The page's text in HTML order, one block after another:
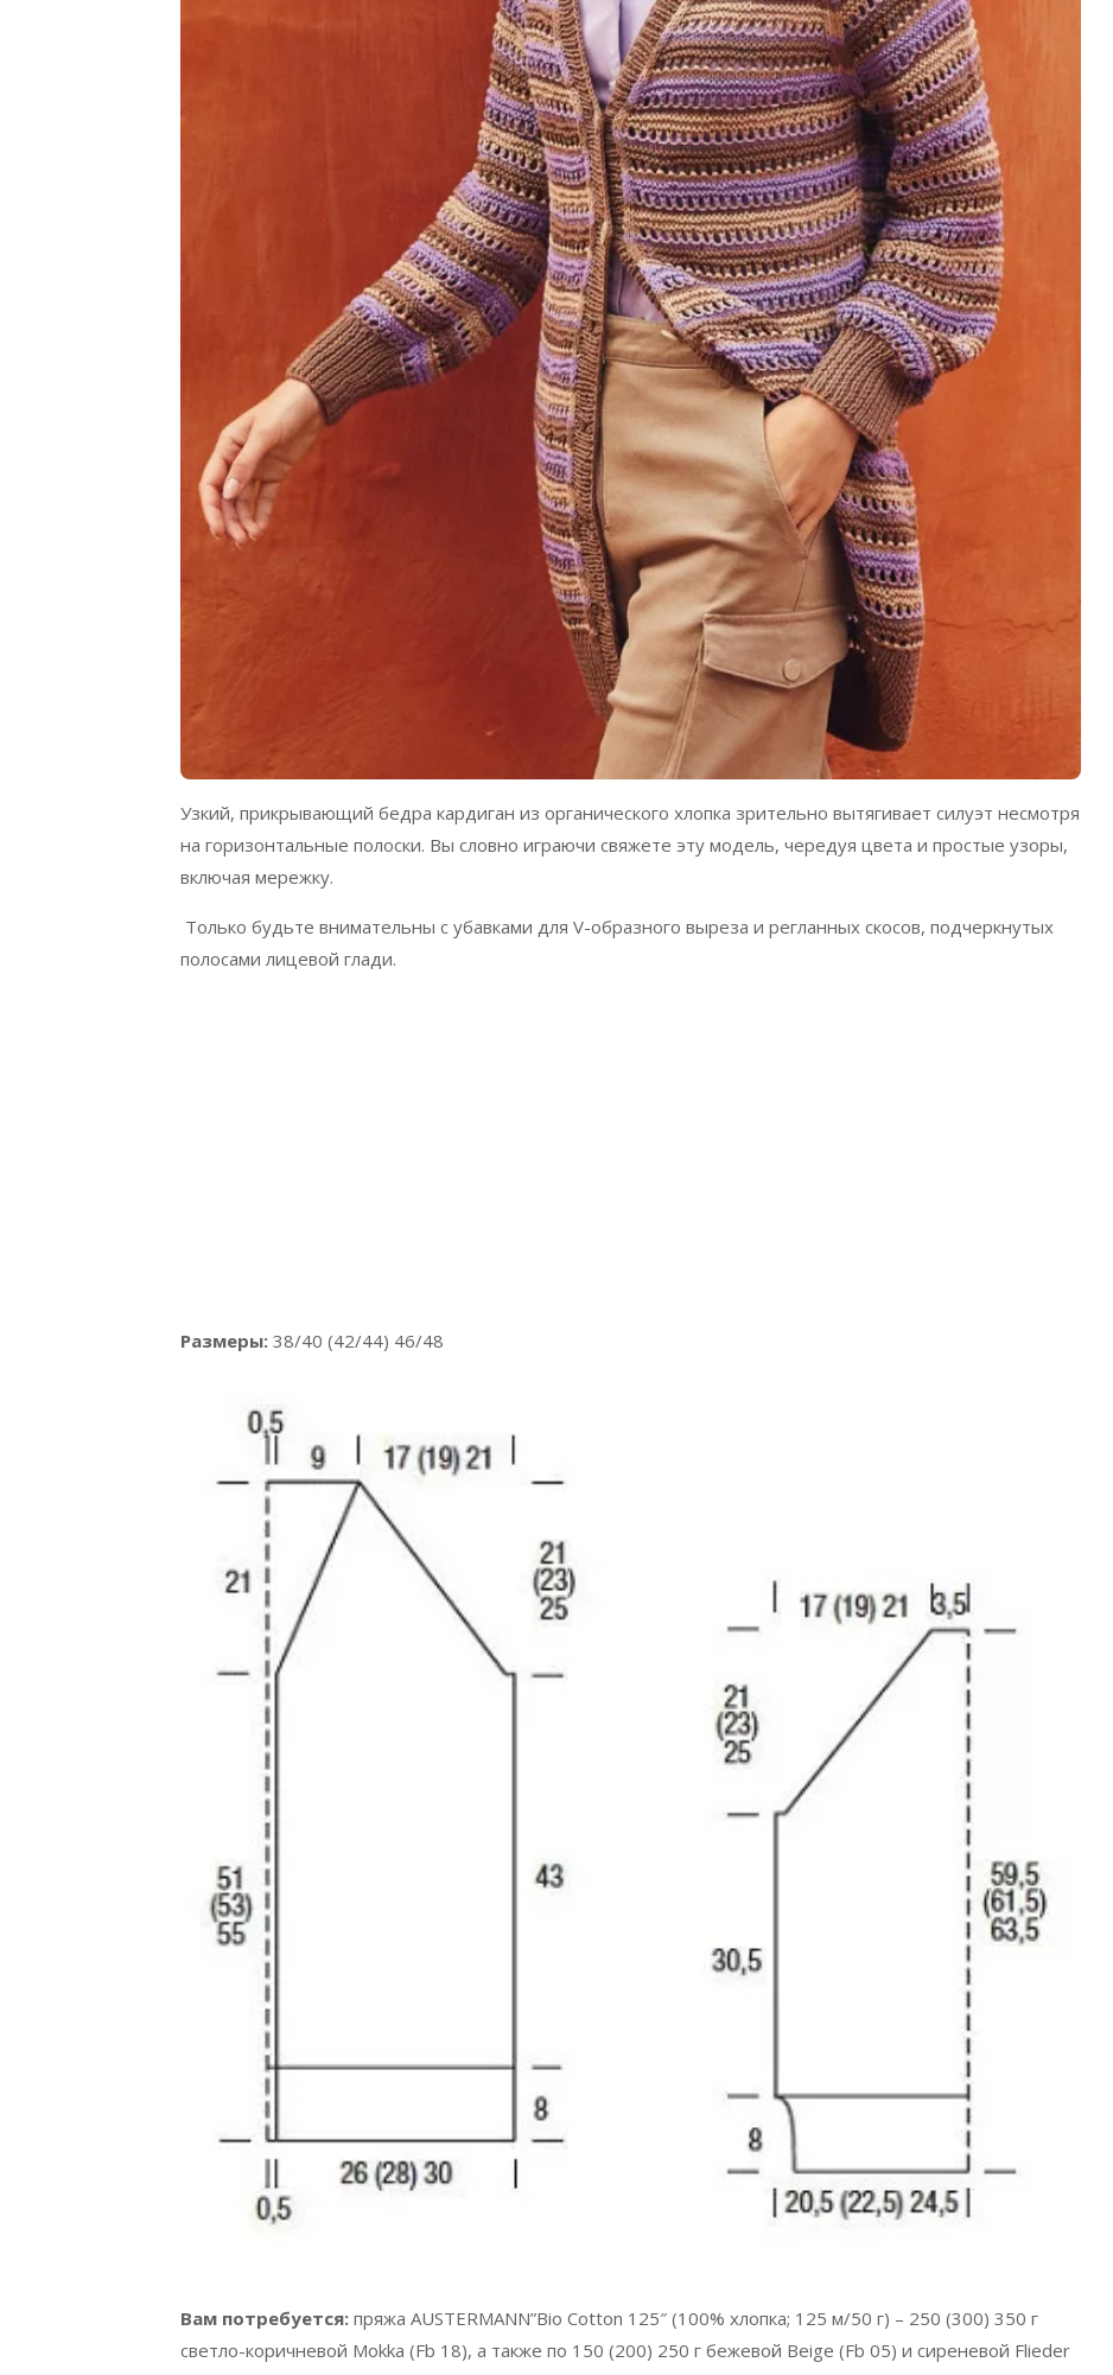
Узкий, прикрывающий бедра кардиган из органического хлопка зрительно вытягивает силуэт несмотря
на горизонтальные полоски. Вы словно играючи свяжете эту модель, чередуя цвета и простые узоры,
включая мережку.
Только будьте внимательны с убавками для V-образного выреза и регланных скосов, подчеркнутых
полосами лицевой глади.
Размеры: 38/40 (42/44) 46/48
Вам потребуется: пряжа AUSTERMANN”Bio Cotton 125″ (100% хлопка; 125 м/50 г) – 250 (300) 350 г
светло-коричневой Mokka (Fb 18), а также по 150 (200) 250 г бежевой Beige (Fb 05) и сиреневой Flieder